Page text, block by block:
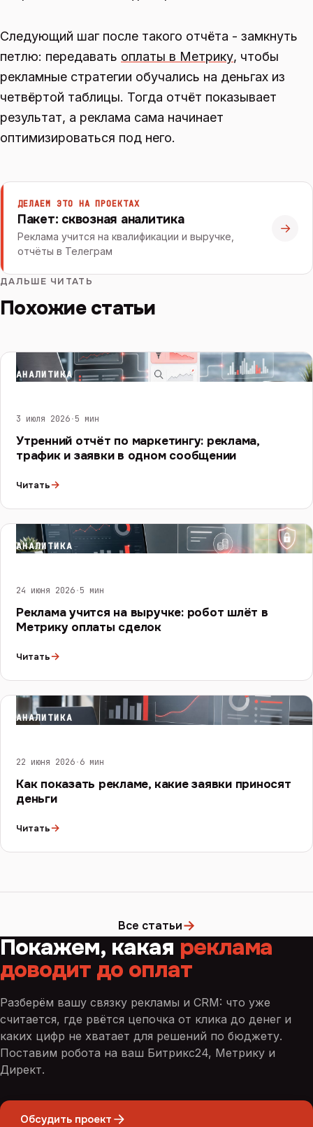
Следующий шаг после такого отчёта - замкнуть
петлю: передавать оплаты в Метрику, чтобы
рекламные стратегии обучались на деньгах из
четвёртой таблицы. Тогда отчёт показывает
результат, а реклама сама начинает
оптимизироваться под него.
ДЕЛАЕМ ЭТО НА ПРОЕКТАХ
Пакет: сквозная аналитика
Реклама учится на квалификации и выручке,
отчёты в Телеграм
→
ДАЛЬШЕ ЧИТАТЬ
Похожие статьи
АНАЛИТИКА
3 июля 2026·5 мин
Утренний отчёт по маркетингу: реклама,
трафик и заявки в одном сообщении
Читать→
АНАЛИТИКА
24 июня 2026·5 мин
Реклама учится на выручке: робот шлёт в
Метрику оплаты сделок
Читать→
АНАЛИТИКА
22 июня 2026·6 мин
Как показать рекламе, какие заявки приносят
деньги
Читать→
Все статьи→
Покажем, какая реклама
доводит до оплат
Разберём вашу связку рекламы и CRM: что уже
считается, где рвётся цепочка от клика до денег и
каких цифр не хватает для решений по бюджету.
Поставим робота на ваш Битрикс24, Метрику и
Директ.
Обсудить проект